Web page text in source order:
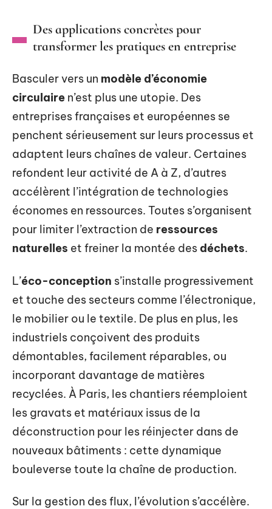
Des applications concrètes pour
transformer les pratiques en entreprise
Basculer vers un modèle d’économie
circulaire n’est plus une utopie. Des
entreprises françaises et européennes se
penchent sérieusement sur leurs processus et
adaptent leurs chaînes de valeur. Certaines
refondent leur activité de A à Z, d’autres
accélèrent l’intégration de technologies
économes en ressources. Toutes s’organisent
pour limiter l’extraction de ressources
naturelles et freiner la montée des déchets.
L’éco-conception s’installe progressivement
et touche des secteurs comme l’électronique,
le mobilier ou le textile. De plus en plus, les
industriels conçoivent des produits
démontables, facilement réparables, ou
incorporant davantage de matières
recyclées. À Paris, les chantiers réemploient
les gravats et matériaux issus de la
déconstruction pour les réinjecter dans de
nouveaux bâtiments : cette dynamique
bouleverse toute la chaîne de production.
Sur la gestion des flux, l’évolution s’accélère.